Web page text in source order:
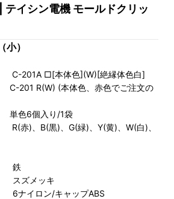
イシン電機 モールドクリッ
小）
□[本体色](W)[絶縁体色白]
R(W) (本体色、赤色でご注文の
6個入り/1袋
黒)、G(緑)、Y(黄)、W(白)、
メッキ
ン/キャップABS